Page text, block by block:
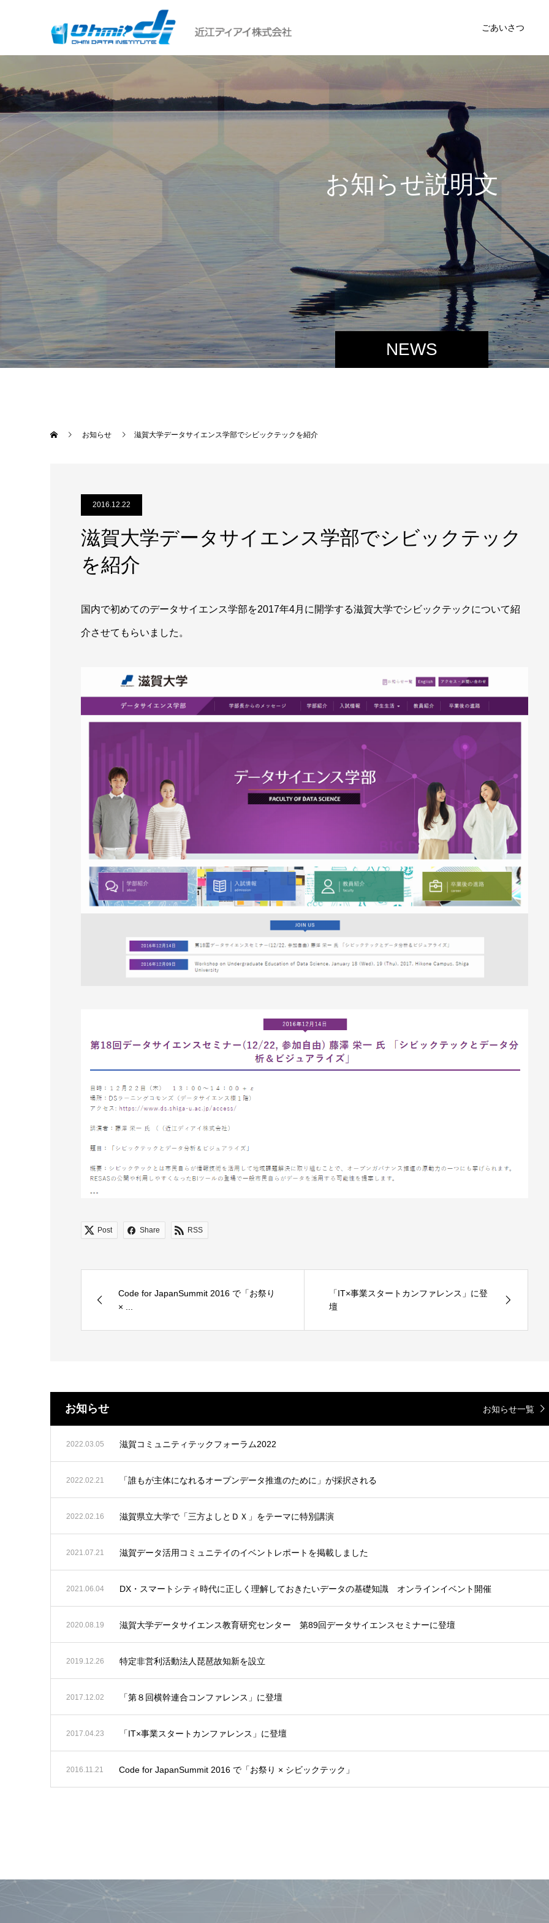
ごあいさつ
NEWS
お知らせ説明文
お知らせ 滋賀大学データサイエンス学部でシビックテックを紹介
2016.12.22
滋賀大学データサイエンス学部でシビックテック
を紹介
国内で初めてのデータサイエンス学部を2017年4月に開学する滋賀大学でシビックテックについて紹
介させてもらいました。
Post Share RSS
Code for JapanSummit 2016 で「お祭り
× ...
「IT×事業スタートカンファレンス」に登
壇
お知らせ お知らせ一覧
2022.03.05 滋賀コミュニティテックフォーラム2022
2022.02.21 「誰もが主体になれるオープンデータ推進のために」が採択される
2022.02.16 滋賀県立大学で「三方よしとＤＸ」をテーマに特別講演
2021.07.21 滋賀データ活用コミュニテイのイベントレポートを掲載しました
2021.06.04 DX・スマートシティ時代に正しく理解しておきたいデータの基礎知識 オンラインイベント開催
2020.08.19 滋賀大学データサイエンス教育研究センター 第89回データサイエンスセミナーに登壇
2019.12.26 特定非営利活動法人琵琶故知新を設立
2017.12.02 「第８回横幹連合コンファレンス」に登壇
2017.04.23 「IT×事業スタートカンファレンス」に登壇
2016.11.21 Code for JapanSummit 2016 で「お祭り × シビックテック」